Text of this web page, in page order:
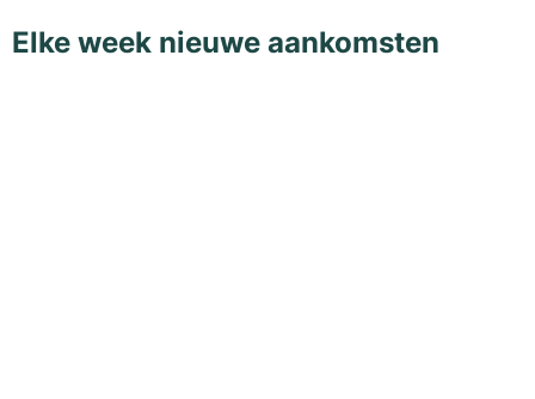
Elke week nieuwe aankomsten